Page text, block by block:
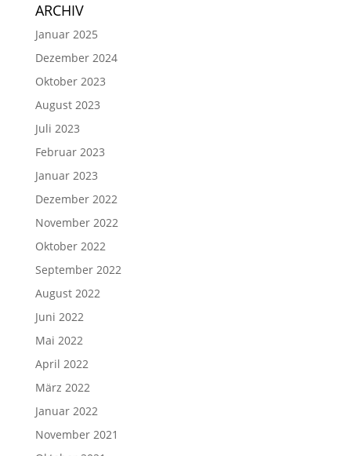
ARCHIV
Januar 2025
Dezember 2024
Oktober 2023
August 2023
Juli 2023
Februar 2023
Januar 2023
Dezember 2022
November 2022
Oktober 2022
September 2022
August 2022
Juni 2022
Mai 2022
April 2022
März 2022
Januar 2022
November 2021